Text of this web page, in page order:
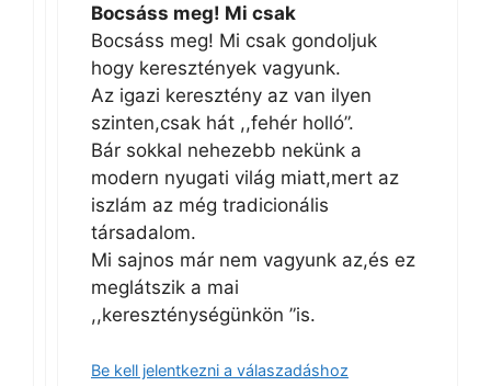
Bocsáss meg! Mi csak
Bocsáss meg! Mi csak gondoljuk
hogy keresztények vagyunk.
Az igazi keresztény az van ilyen
szinten,csak hát ,,fehér holló”.
Bár sokkal nehezebb nekünk a
modern nyugati világ miatt,mert az
iszlám az még tradicionális
társadalom.
Mi sajnos már nem vagyunk az,és ez
meglátszik a mai
,,kereszténységünkön ”is.
Be kell jelentkezni a válaszadáshoz